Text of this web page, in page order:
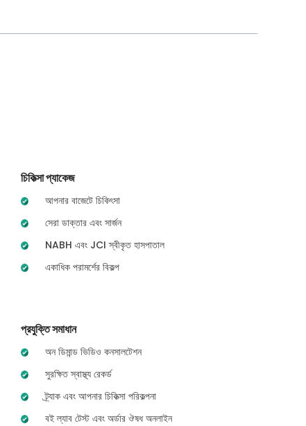
চিকিত্সা প্যাকেজ
আপনার বাজেটে চিকিৎসা
সেরা ডাক্তার এবং সার্জন
NABH এবং JCI স্বীকৃত হাসপাতাল
একাধিক পরামর্শের বিকল্প
প্রযুক্তি সমাধান
অন ডিমান্ড ভিডিও কনসালটেশন
সুরক্ষিত স্বাস্থ্য রেকর্ড
ট্র্যাক এবং আপনার চিকিত্সা পরিকল্পনা
বই ল্যাব টেস্ট এবং অর্ডার ঔষধ অনলাইন